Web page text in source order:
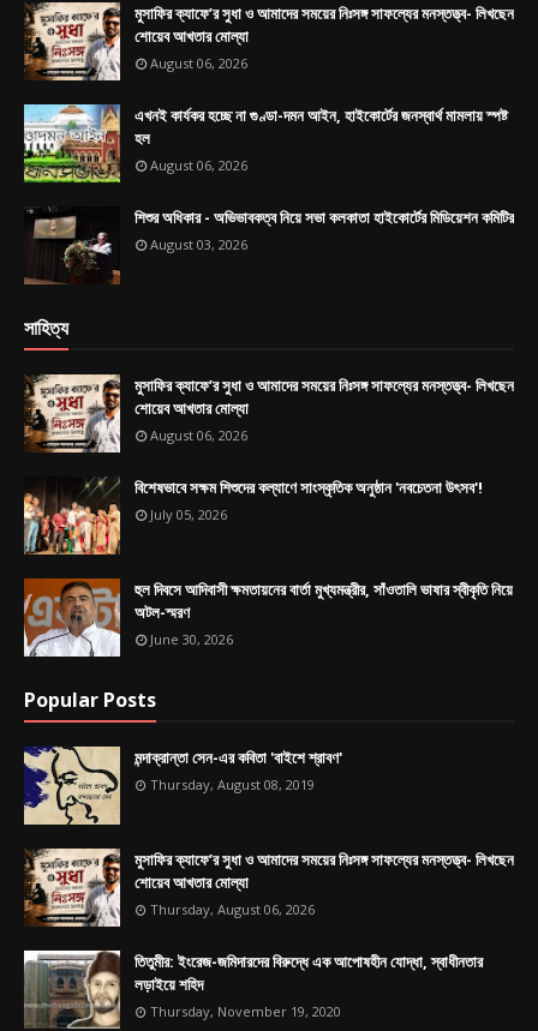
মুসাফির ক্যাফে’র সুধা ও আমাদের সময়ের নিঃসঙ্গ সাফল্যের মনস্তত্ত্ব- লিখছেন
শোয়েব আখতার মোল্যা
August 06, 2026
এখনই কার্যকর হচ্ছে না গুণ্ডা-দমন আইন, হাইকোর্টের জনস্বার্থ মামলায় স্পষ্ট
হল
August 06, 2026
শিশুর অধিকার - অভিভাবকত্ব নিয়ে সভা কলকাতা হাইকোর্টের মিডিয়েশন কমিটির
August 03, 2026
সাহিত্য
মুসাফির ক্যাফে’র সুধা ও আমাদের সময়ের নিঃসঙ্গ সাফল্যের মনস্তত্ত্ব- লিখছেন
শোয়েব আখতার মোল্যা
August 06, 2026
বিশেষভাবে সক্ষম শিশুদের কল্যাণে সাংস্কৃতিক অনুষ্ঠান 'নবচেতনা উৎসব'!
July 05, 2026
হুল দিবসে আদিবাসী ক্ষমতায়নের বার্তা মুখ্যমন্ত্রীর, সাঁওতালি ভাষার স্বীকৃতি নিয়ে
অটল-স্মরণ
June 30, 2026
Popular Posts
মন্দাক্রান্তা সেন-এর কবিতা 'বাইশে শ্রাবণ'
Thursday, August 08, 2019
মুসাফির ক্যাফে’র সুধা ও আমাদের সময়ের নিঃসঙ্গ সাফল্যের মনস্তত্ত্ব- লিখছেন
শোয়েব আখতার মোল্যা
Thursday, August 06, 2026
তিতুমীর: ইংরেজ-জমিদারদের বিরুদ্ধে এক আপোষহীন যোদ্ধা, স্বাধীনতার
লড়াইয়ে শহিদ
Thursday, November 19, 2020